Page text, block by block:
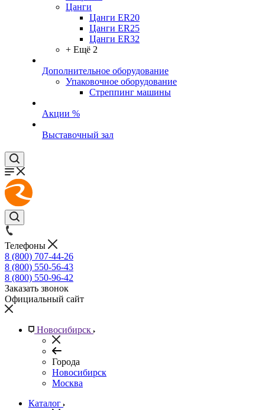
Цанги
Цанги ER20
Цанги ER25
Цанги ER32
+ Ещё 2
Дополнительное оборудование
Упаковочное оборудование
Стреппинг машины
Акции %
Выставочный зал
Телефоны
8 (800) 707-44-26
8 (800) 550-56-43
8 (800) 550-96-42
Заказать звонок
Официальный сайт
Новосибирск
Города
Новосибирск
Москва
Каталог